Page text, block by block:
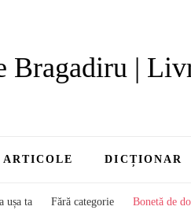
Bragadiru |
ARTICOLE DICȚIONAR
ușa ta Fără categorie Bonetă de